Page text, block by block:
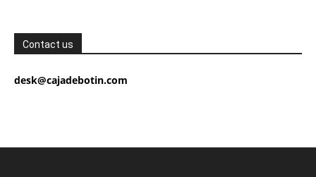
Contact us
desk@cajadebotin.com